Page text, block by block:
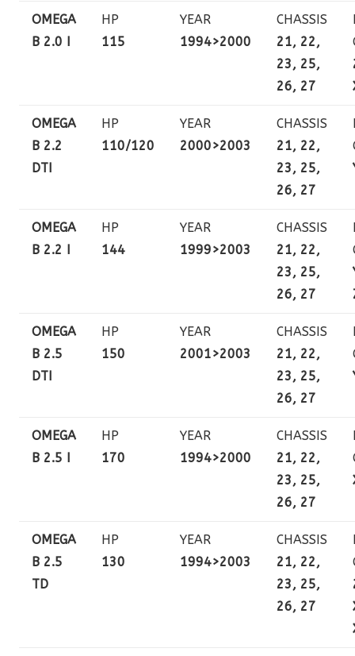
OMEGA
B 2.0 I
HP
115
YEAR
1994>2000
CHASSIS
21, 22,
23, 25,
26, 27
OMEGA
B 2.2
DTI
HP
110/120
YEAR
2000>2003
CHASSIS
21, 22,
23, 25,
26, 27
OMEGA
B 2.2 I
HP
144
YEAR
1999>2003
CHASSIS
21, 22,
23, 25,
26, 27
OMEGA
B 2.5
DTI
HP
150
YEAR
2001>2003
CHASSIS
21, 22,
23, 25,
26, 27
OMEGA
B 2.5 I
HP
170
YEAR
1994>2000
CHASSIS
21, 22,
23, 25,
26, 27
OMEGA
B 2.5
TD
HP
130
YEAR
1994>2003
CHASSIS
21, 22,
23, 25,
26, 27